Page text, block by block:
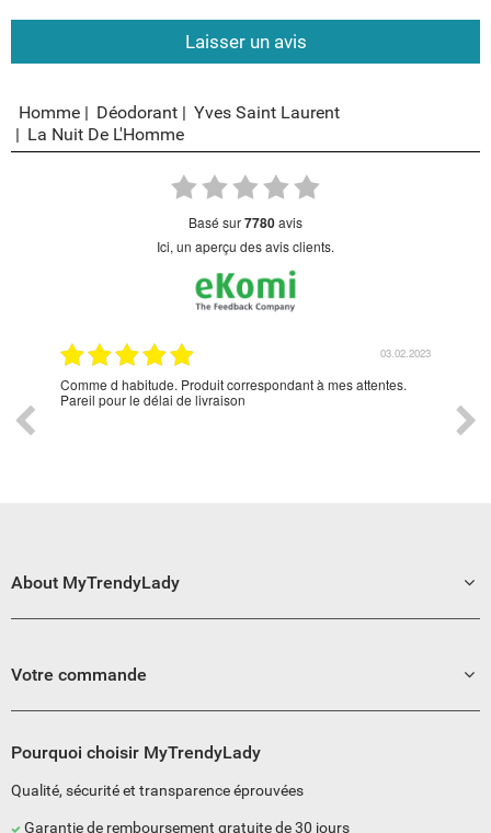
Laisser un avis
Homme Déodorant
Yves Saint Laurent
La Nuit De L'Homme
basé sur7780avis
Ici, un aperçu des avis clients.
03.02.2023
Comme d habitude. Produit correspondant à mes attentes.
Pareil pour le délai de livraison
About MyTrendyLady
Votre commande
Pourquoi choisir MyTrendyLady
Qualité, sécurité et transparence éprouvées
Garantie de remboursement gratuite de 30 jours